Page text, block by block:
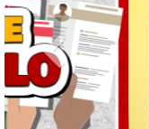
Previous